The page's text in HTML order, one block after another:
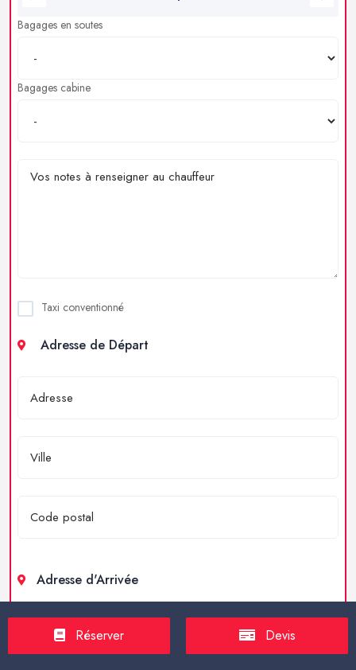
Bagages en soutes
Bagages cabine
Taxi conventionné
Adresse de Départ
Adresse d'Arrivée
Réserver Devis